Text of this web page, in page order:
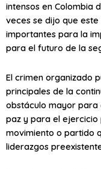
intensos en Colombia
veces se dijo que
importantes para la
para el futuro de la
El crimen organizado
principales de la
obstáculo mayor para
paz y para el
movimiento o partido
liderazgos